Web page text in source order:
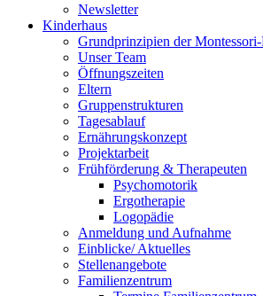
Newsletter
Kinderhaus
Grundprinzipien der
Unser Team
Öffnungszeiten
Eltern
Gruppenstrukturen
Tagesablauf
Ernährungskonzept
Projektarbeit
Frühförderung & Therapeuten
Psychomotorik
Ergotherapie
Logopädie
Anmeldung und Aufnahme
Einblicke/ Aktuelles
Stellenangebote
Familienzentrum